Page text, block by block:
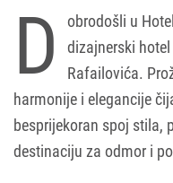
D
obrodošli u
dizajnerski
Rafailovića.
harmonije i elegancije
besprijekoran spoj stila,
destinaciju za odmor i